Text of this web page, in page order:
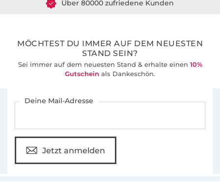
MÖCHTEST DU IMMER AUF DEM NEUESTEN
STAND SEIN?
Sei immer auf dem neuesten Stand & erhalte einen 10%
Gutschein als Dankeschön.
Deine Mail-Adresse
Jetzt anmelden